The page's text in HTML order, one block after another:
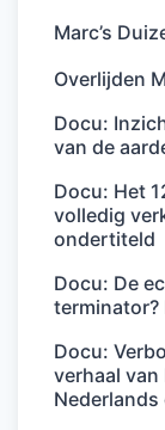
Marc’s
Overlijden
Docu:
van de
Docu: Het
volledig
ondertiteld
Docu: De
Docu:
verhaal van